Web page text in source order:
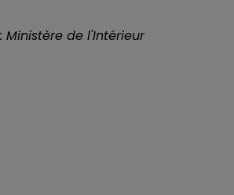
de l'Intérieur